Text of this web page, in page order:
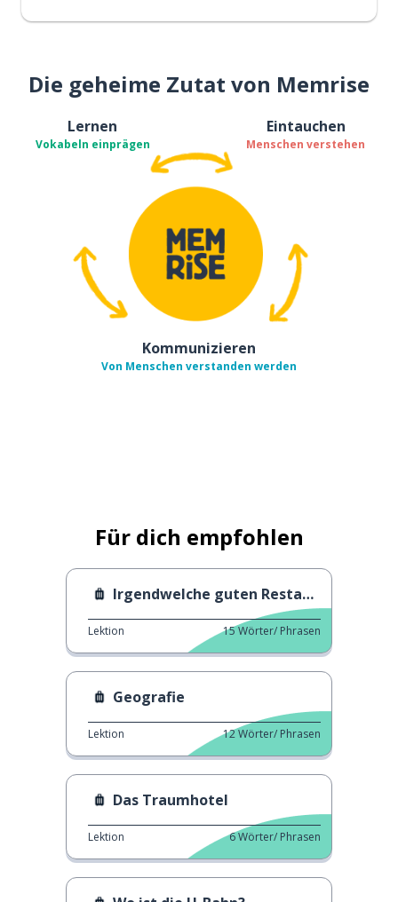
Die geheime Zutat von Memrise
Lernen
Vokabeln einprägen
Eintauchen
Menschen verstehen
Kommunizieren
Von Menschen verstanden werden
Für dich empfohlen
Irgendwelche guten Restaurants hier?
Lektion 15Wörter/ Phrasen
Geografie
Lektion 12Wörter/ Phrasen
Das Traumhotel
Lektion 6Wörter/ Phrasen